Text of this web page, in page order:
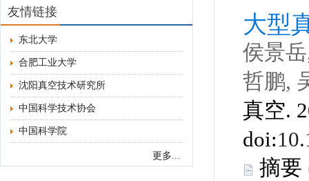
东北大学
合肥工业大学
沈阳真空技术研究所
中国科学技术协会
中国科学院
真空.